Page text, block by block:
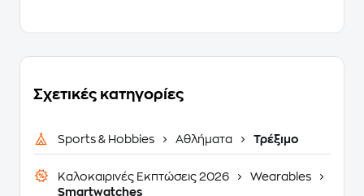
Σχετικές κατηγορίες
Sports & Hobbies Αθλήματα Τρέξιμο
Καλοκαιρινές Εκπτώσεις 2026
Wearables
Smartwatches